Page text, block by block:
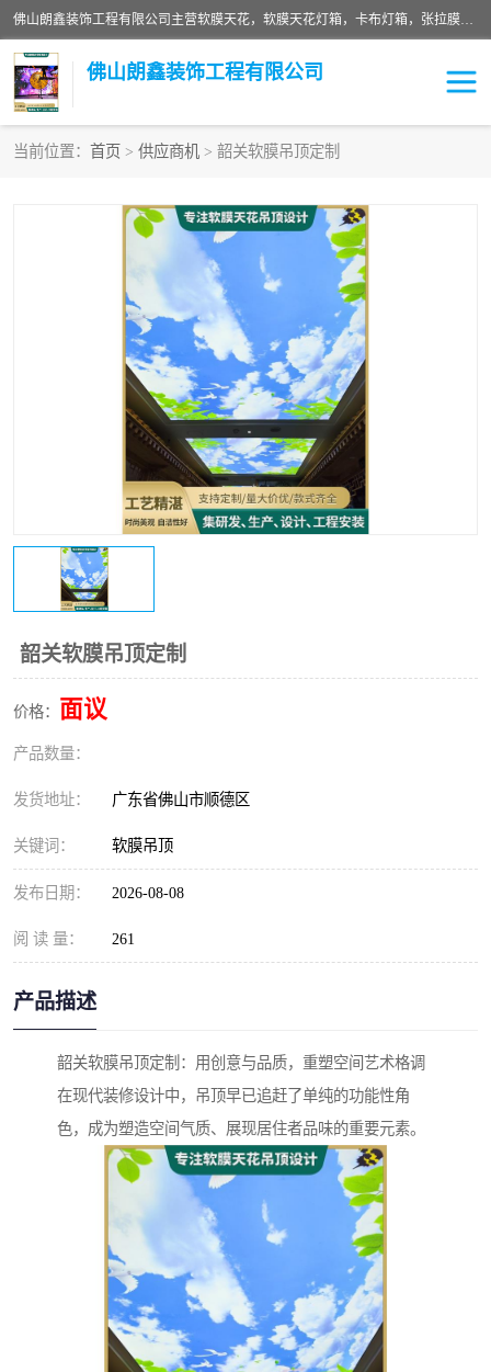
佛山朗鑫装饰工程有限公司主营软膜天花，软膜天花灯箱，卡布灯箱，张拉膜等产品，价格实惠，支持定制；公司专业装饰铺面，家居，会展特装，软膜等工程，技能精良人员，安装快、价格合理，质量保证、热诚与各方有识人士合作，欢迎新老客户来电咨询。
佛山朗鑫装饰工程有限公司
当前位置： 首页 > 供应商机 > 韶关软膜吊顶定制
韶关软膜吊顶定制
价格： 面议
产品数量：
发货地址： 广东省佛山市顺德区
关键词： 软膜吊顶
发布日期： 2026-08-08
阅 读 量： 261
产品描述
韶关软膜吊顶定制：用创意与品质，重塑空间艺术格调
在现代装修设计中，吊顶早已追赶了单纯的功能性角
色，成为塑造空间气质、展现居住者品味的重要元素。
软膜吊顶